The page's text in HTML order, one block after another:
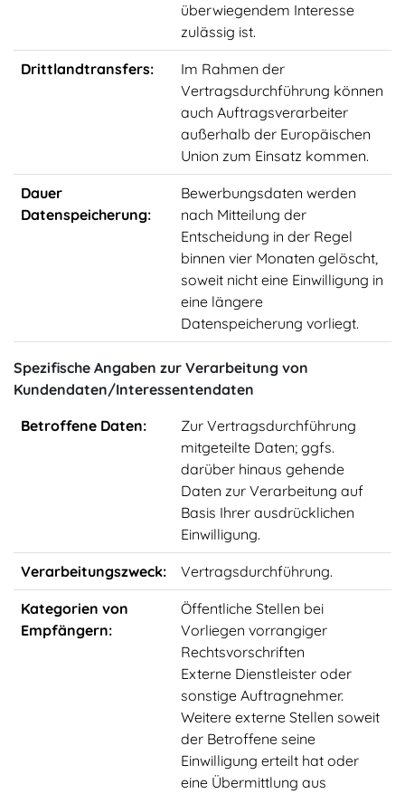
überwiegendem Interesse
zulässig ist.
Drittlandtransfers:
Im Rahmen der
Vertragsdurchführung können
auch Auftragsverarbeiter
außerhalb der Europäischen
Union zum Einsatz kommen.
Dauer
Datenspeicherung:
Bewerbungsdaten werden
nach Mitteilung der
Entscheidung in der Regel
binnen vier Monaten gelöscht,
soweit nicht eine Einwilligung in
eine längere
Datenspeicherung vorliegt.
Spezifische Angaben zur Verarbeitung von
Kundendaten/Interessentendaten
Betroffene Daten:
Zur Vertragsdurchführung
mitgeteilte Daten; ggfs.
darüber hinaus gehende
Daten zur Verarbeitung auf
Basis Ihrer ausdrücklichen
Einwilligung.
Verarbeitungszweck: Vertragsdurchführung.
Kategorien von
Empfängern:
Öffentliche Stellen bei
Vorliegen vorrangiger
Rechtsvorschriften
Externe Dienstleister oder
sonstige Auftragnehmer.
Weitere externe Stellen soweit
der Betroffene seine
Einwilligung erteilt hat oder
eine Übermittlung aus